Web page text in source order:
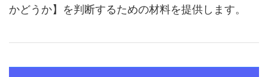
かどうか】を判断するための材料を提供します。